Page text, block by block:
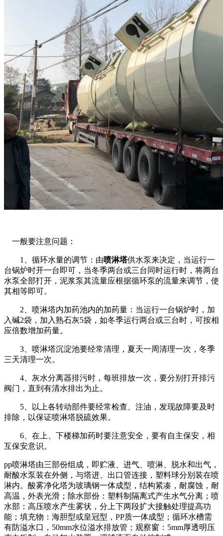
一般要注意问题：
1、循环水量的调节：由喷淋塔供水泵来决定，当运行一
台锅炉时开一台即可，当冬季两台或三台同时运行时，将两台
水泵全部打开，泥浆泵其流量应根据循环泵的流量来调节，使
其相等即可。
2、喷淋塔内加药池内的加药量：当运行一台锅炉时，加
入碱2袋，加入熟石灰5袋，如冬季运行两台或三台时，可按相
应倍数增加药量。
3、喷淋塔沉淀池要经常清理，夏天一周清理一次，冬季
三天清理一次。
4、灰水分离器排污时，每班排放一次，要分别打开排污
阀门，直到有清水排出为止。
5、以上各转动部件要经常检查、注油，发现故障要及时
排除，以保证喷淋塔脱硫效果。
6、在上、下楼梯加药时要注意安全，要有自主保安，相
互保安意识。
pp喷淋塔由三部份组成，即贮液、进气、喷淋、脱水和出气，
耐酸水泵装在外侧，与塔进、出口管连接，塑料球分别装在喷
淋内。酸雾净化塔为玻璃钢一体成型，结构紧凑，耐腐蚀，耐
高温，外表光滑；除水部份：塑料制隔离式产生水气分离；喷
水部：高压喷水产生雾状，分上下两段扩大接触处理提高功
能；填充物：海胆型或皇冠型，PP质一体成型；循环水槽需
有防溢水口，50mm水位溢水排放管；观察窗：5mm厚透明压